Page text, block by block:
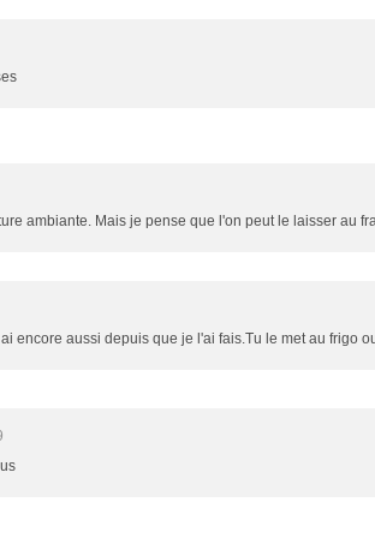
ambiante. Mais je pense que l'on peut le laisser au
encore aussi depuis que je l'ai fais.Tu le met au frigo